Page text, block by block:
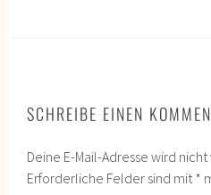
SCHREIBE EINEN
Deine E-Mail-Adresse wird
Erforderliche Felder sind mit *